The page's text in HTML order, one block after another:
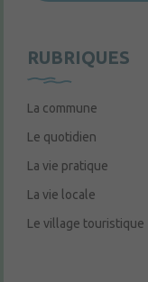
RUBRIQUES
La commune
Le quotidien
La vie pratique
La vie locale
Le village touristique